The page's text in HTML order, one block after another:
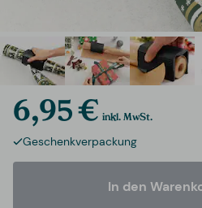
6,95 € inkl. MwSt.
Geschenkverpackung
In den